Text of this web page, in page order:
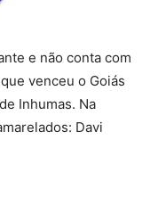
e não conta com
venceu o Goiás
Inhumas. Na
Davi